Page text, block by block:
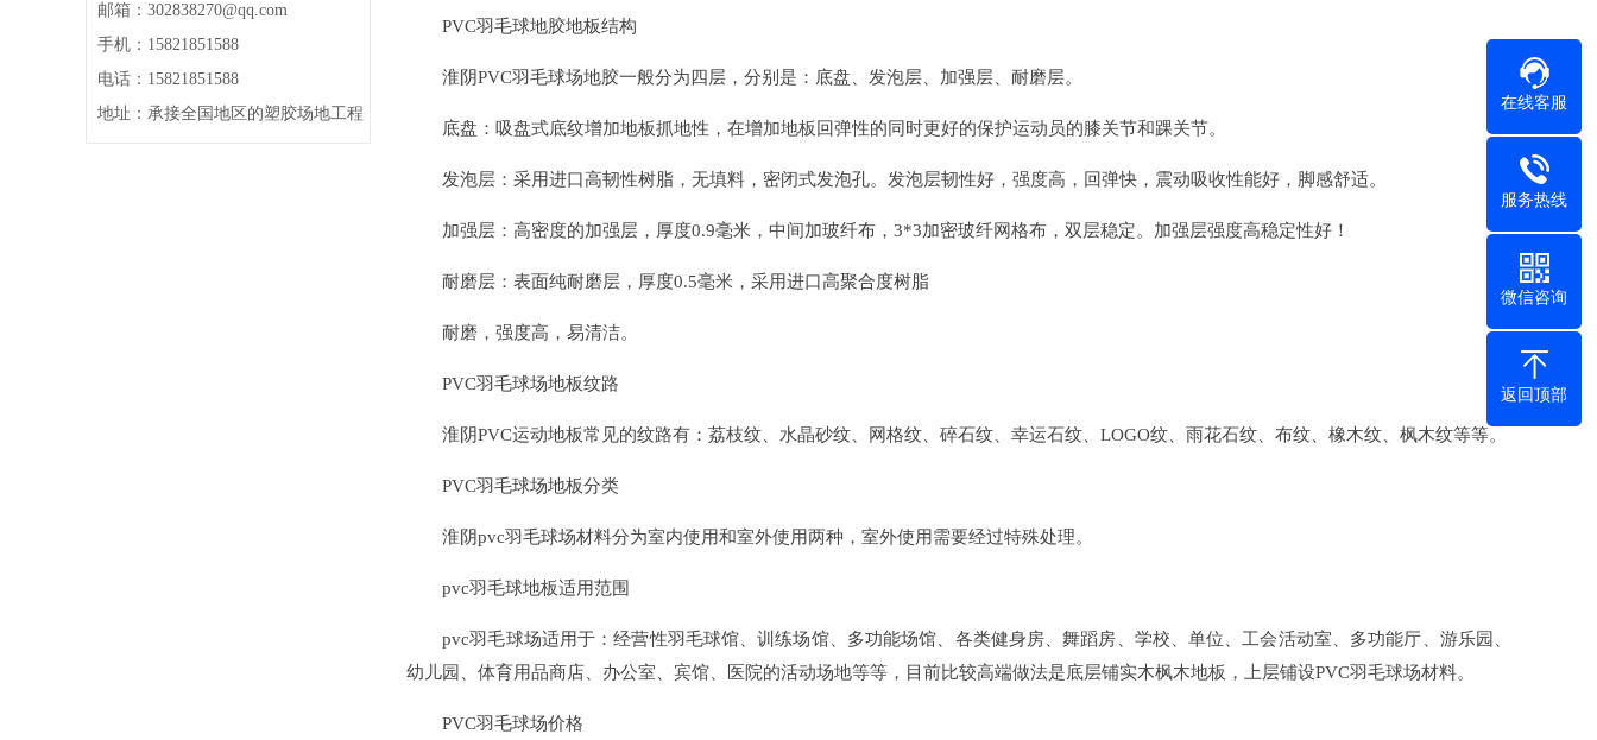
邮箱：302838270@qq.com
手机：15821851588
电话：15821851588
地址：承接全国地区的塑胶场地工程
PVC羽毛球地胶地板结构
淮阴PVC羽毛球场地胶一般分为四层，分别是：底盘、发泡层、加强层、耐磨层。
底盘：吸盘式底纹增加地板抓地性，在增加地板回弹性的同时更好的保护运动员的膝关节和踝关节。
发泡层：采用进口高韧性树脂，无填料，密闭式发泡孔。发泡层韧性好，强度高，回弹快，震动吸收性能好，脚感舒适。
加强层：高密度的加强层，厚度0.9毫米，中间加玻纤布，3*3加密玻纤网格布，双层稳定。加强层强度高稳定性好！
耐磨层：表面纯耐磨层，厚度0.5毫米，采用进口高聚合度树脂
耐磨，强度高，易清洁。
PVC羽毛球场地板纹路
淮阴PVC运动地板常见的纹路有：荔枝纹、水晶砂纹、网格纹、碎石纹、幸运石纹、LOGO纹、雨花石纹、布纹、橡木纹、枫木纹等等。
PVC羽毛球场地板分类
淮阴pvc羽毛球场材料分为室内使用和室外使用两种，室外使用需要经过特殊处理。
pvc羽毛球地板适用范围
pvc羽毛球场适用于：经营性羽毛球馆、训练场馆、多功能场馆、各类健身房、舞蹈房、学校、单位、工会活动室、多功能厅、游乐园、
幼儿园、体育用品商店、办公室、宾馆、医院的活动场地等等，目前比较高端做法是底层铺实木枫木地板，上层铺设PVC羽毛球场材料。
PVC羽毛球场价格
在线客服
服务热线
微信咨询
返回顶部